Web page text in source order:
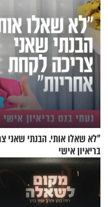
"לא שאלו אותי. הבנתי שאני
בריאיון אישי